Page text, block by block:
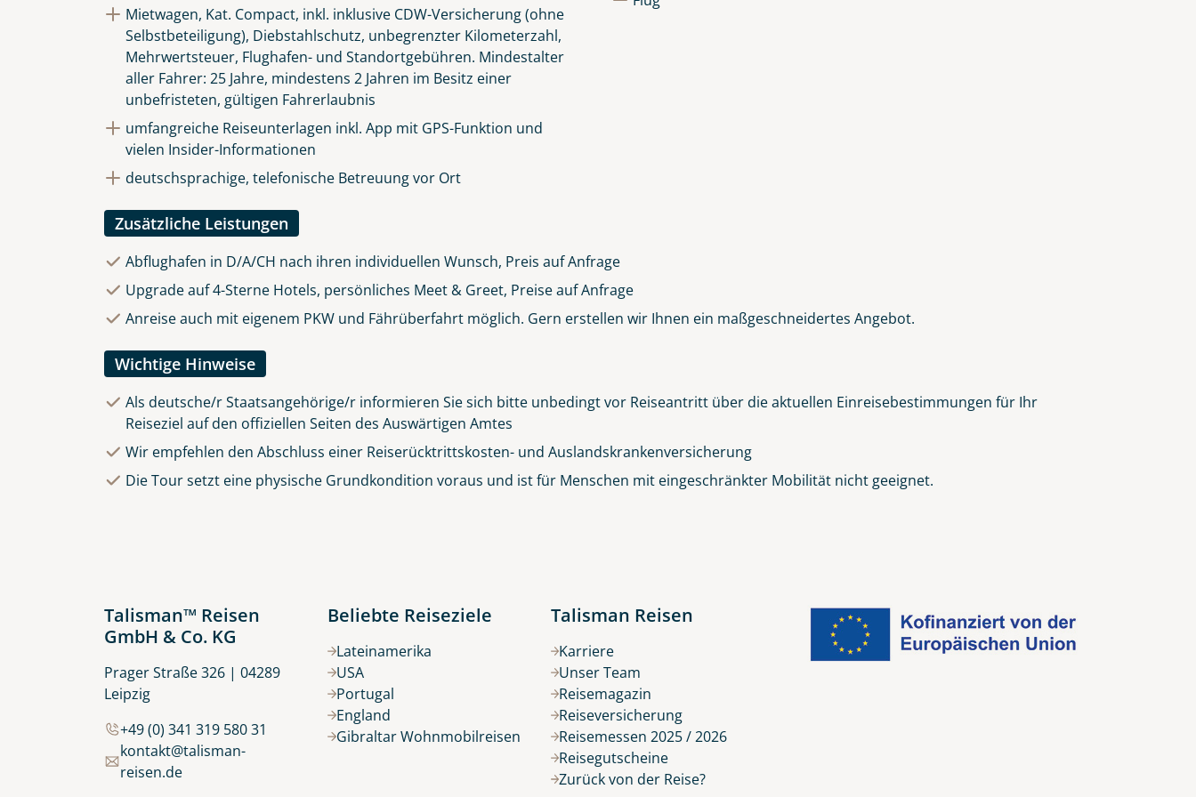
© Big Smoke Studio
Mietwagen, Kat. Compact, inkl. inklusive CDW-Versicherung (ohne
Selbstbeteiligung), Diebstahlschutz, unbegrenzter Kilometerzahl,
Mehrwertsteuer, Flughafen- und Standortgebühren. Mindestalter
aller Fahrer: 25 Jahre, mindestens 2 Jahren im Besitz einer
unbefristeten, gültigen Fahrerlaubnis
umfangreiche Reiseunterlagen inkl. App mit GPS-Funktion und
vielen Insider-Informationen
deutschsprachige, telefonische Betreuung vor Ort
Zusätzliche Leistungen
Abflughafen in D/A/CH nach ihren individuellen Wunsch, Preis auf Anfrage
Upgrade auf 4-Sterne Hotels, persönliches Meet & Greet, Preise auf Anfrage
Anreise auch mit eigenem PKW und Fährüberfahrt möglich. Gern erstellen wir Ihnen ein maßgeschneidertes Angebot.
Wichtige Hinweise
Als deutsche/r Staatsangehörige/r informieren Sie sich bitte unbedingt vor Reiseantritt über die aktuellen Einreisebestimmungen für Ihr
Reiseziel auf den offiziellen Seiten des Auswärtigen Amtes
Wir empfehlen den Abschluss einer Reiserücktrittskosten- und Auslandskrankenversicherung
Die Tour setzt eine physische Grundkondition voraus und ist für Menschen mit eingeschränkter Mobilität nicht geeignet.
Talisman™ Reisen
GmbH & Co. KG
Prager Straße 326 | 04289
Leipzig
+49 (0) 341 319 580 31
kontakt@talisman-
reisen.de
Beliebte Reiseziele
Lateinamerika
USA
Portugal
England
Gibraltar Wohnmobilreisen
Talisman Reisen
Karriere
Unser Team
Reisemagazin
Reiseversicherung
Reisemessen 2025 / 2026
Reisegutscheine
Zurück von der Reise?